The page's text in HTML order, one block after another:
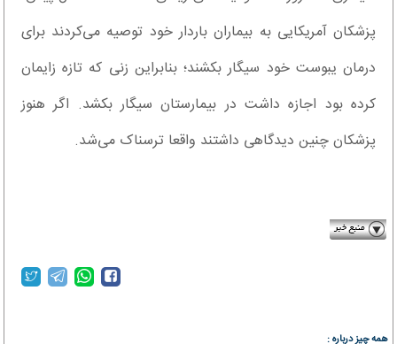
پزشکان آمریکایی به بیماران باردار خود توصیه می‌کردند برای
درمان یبوست خود سیگار بکشند؛ بنابراین زنی که تازه زایمان
کرده بود اجازه داشت در بیمارستان سیگار بکشد. اگر هنوز
پزشکان چنین دیدگاهی داشتند واقعا ترسناک می‌شد.
همه چیز درباره :